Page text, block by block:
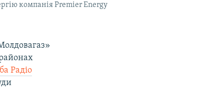
компанія Premier Energy
Радіо